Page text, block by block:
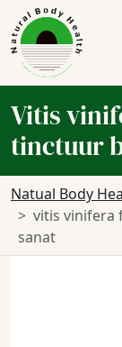
Vitis
tinctuur
Natual Body
vitis vinifera
sanat